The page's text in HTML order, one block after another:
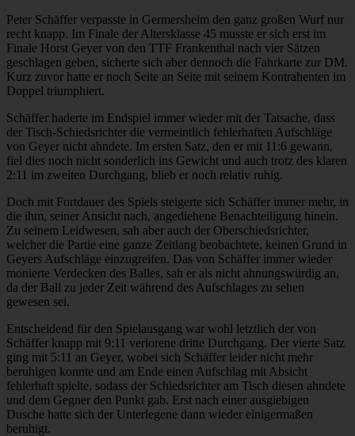
Peter Schäffer verpasste in Germersheim den ganz großen Wurf nur
recht knapp. Im Finale der Altersklasse 45 musste er sich erst im
Finale Horst Geyer von den TTF Frankenthal nach vier Sätzen
geschlagen geben, sicherte sich aber dennoch die Fahrkarte zur DM.
Kurz zuvor hatte er noch Seite an Seite mit seinem Kontrahenten im
Doppel triumphiert.
Schäffer haderte im Endspiel immer wieder mit der Tatsache, dass
der Tisch-Schiedsrichter die vermeintlich fehlerhaften Aufschläge
von Geyer nicht ahndete. Im ersten Satz, den er mit 11:6 gewann,
fiel dies noch nicht sonderlich ins Gewicht und auch trotz des klaren
2:11 im zweiten Durchgang, blieb er noch relativ ruhig.
Doch mit Fortdauer des Spiels steigerte sich Schäffer immer mehr, in
die ihm, seiner Ansicht nach, angediehene Benachteiligung hinein.
Zu seinem Leidwesen, sah aber auch der Oberschiedsrichter,
welcher die Partie eine ganze Zeitlang beobachtete, keinen Grund in
Geyers Aufschläge einzugreifen. Das von Schäffer immer wieder
monierte Verdecken des Balles, sah er als nicht ahnungswürdig an,
da der Ball zu jeder Zeit während des Aufschlages zu sehen
gewesen sei.
Entscheidend für den Spielausgang war wohl letztlich der von
Schäffer knapp mit 9:11 verlorene dritte Durchgang. Der vierte Satz
ging mit 5:11 an Geyer, wobei sich Schäffer leider nicht mehr
beruhigen konnte und am Ende einen Aufschlag mit Absicht
fehlerhaft spielte, sodass der Schiedsrichter am Tisch diesen ahndete
und dem Gegner den Punkt gab. Erst nach einer ausgiebigen
Dusche hatte sich der Unterlegene dann wieder einigermaßen
beruhigt.